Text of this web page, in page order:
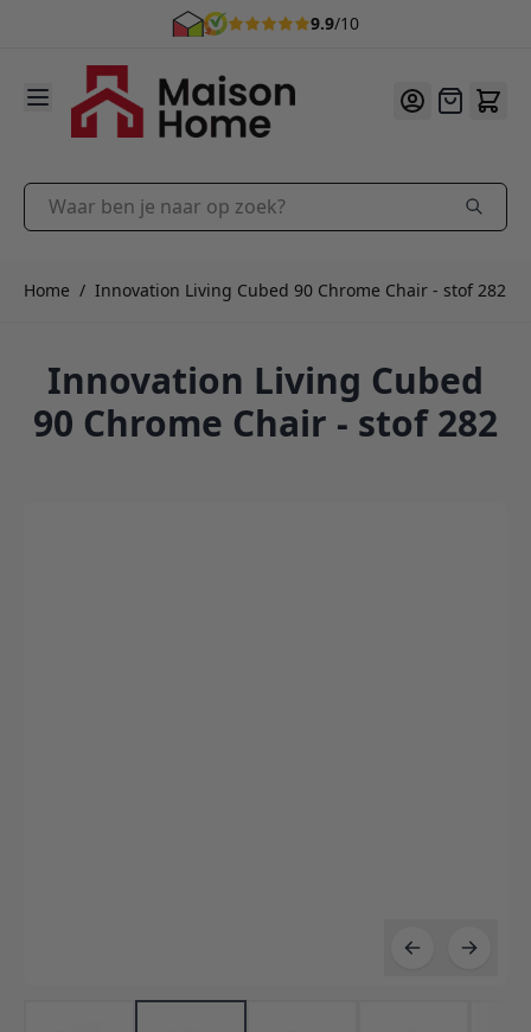
9.9/10
Ga naar de inhoud
Offerte
Waar ben je naar op zoek?
Home / Innovation Living Cubed 90 Chrome Chair - stof 282
Innovation Living Cubed
90 Chrome Chair - stof 282